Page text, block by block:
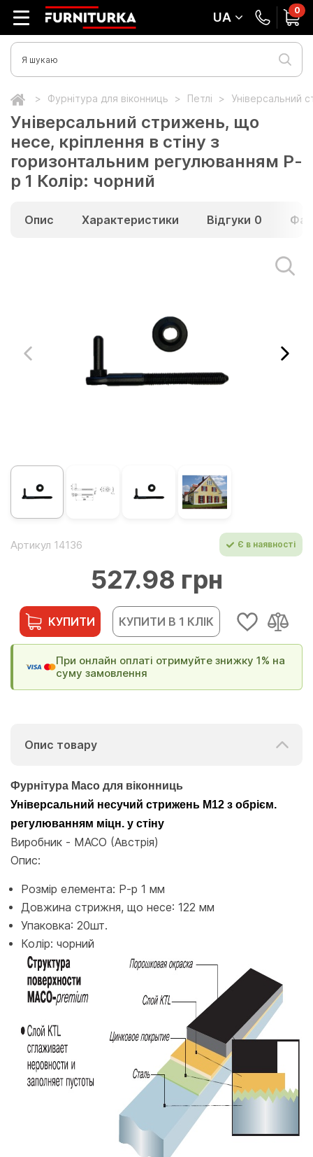
UA 0
Фурнітура для віконниць Петлі Універсальний
Універсальний стрижень, що
несе, кріплення в стіну з
горизонтальним регулюванням Р-
р 1 Колір: чорний
Опис Характеристики Відгуки 0
Артикул 14136 Є в наявності
527.98 грн
КУПИТИ КУПИТИ В 1 КЛІК
При онлайн оплаті отримуйте знижку 1% на
суму замовлення
Опис товару
Фурнітура Масо для віконниць
Універсальний несучий стрижень M12 з обрієм.
регулюванням міцн. у стіну
Виробник - MACO (Австрія)
Опис:
Розмір елемента: Р-р 1 мм
Довжина стрижня, що несе: 122 мм
Упаковка: 20шт.
Колір: чорний